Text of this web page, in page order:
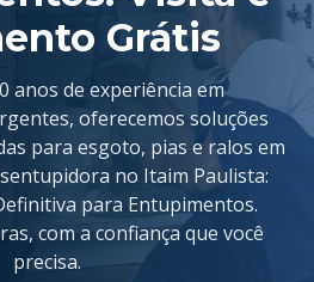
Grátis
anos de experiência em
oferecemos soluções
para esgoto, pias e ralos em
no Itaim Paulista:
para Entupimentos.
com a confiança que você
precisa.